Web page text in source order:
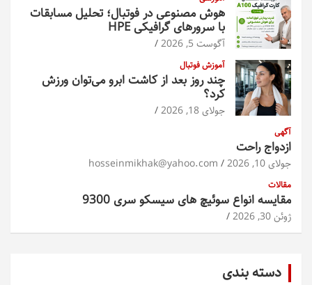
هوش مصنوعی در فوتبال؛ تحلیل مسابقات
با سرورهای گرافیکی HPE
آگوست 5, 2026
آموزش فوتبال
چند روز بعد از کاشت ابرو می‌توان ورزش
کرد؟
جولای 18, 2026
آگهی
ازدواج راحت
جولای 10, 2026 hosseinmikhak@yahoo.com
مقالات
مقایسه انواع سوئیچ های سیسکو سری 9300
ژوئن 30, 2026
دسته بندی